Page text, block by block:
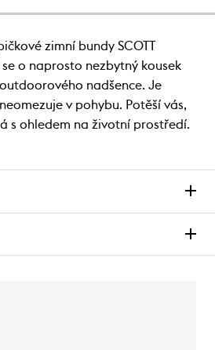
zimní bundy SCOTT
se o naprosto nezbytný kousek
nadšence. Je
v pohybu. Potěší vás,
s ohledem na životní prostředí.